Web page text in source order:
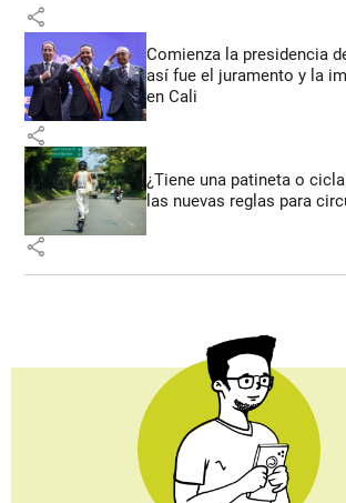
share
Comienza la presidencia
así fue el juramento y la
en Cali
share
¿Tiene una patineta o
las nuevas reglas para
share